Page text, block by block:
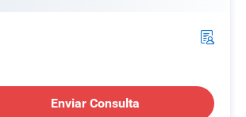
Enviar Consulta